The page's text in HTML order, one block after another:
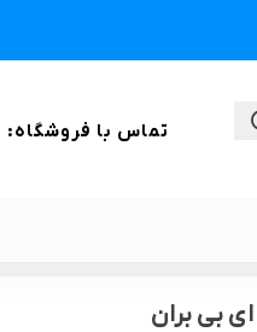
تماس با فروشگاه:
بی بران